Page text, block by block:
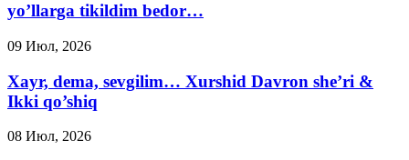
yo’llarga tikildim bedor…
09 Июл, 2026
Xayr, dema, sevgilim… Xurshid Davron she’ri &
Ikki qo’shiq
08 Июл, 2026